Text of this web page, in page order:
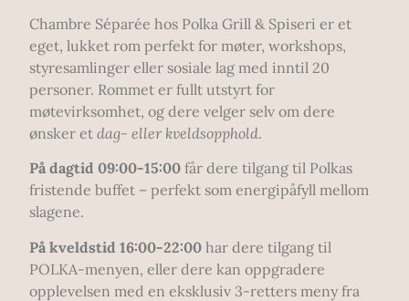
Chambre Séparée hos Polka Grill & Spiseri er et
eget, lukket rom perfekt for møter, workshops,
styresamlinger eller sosiale lag med inntil 20
personer. Rommet er fullt utstyrt for
møtevirksomhet, og dere velger selv om dere
ønsker etdag- eller kveldsopphold.
På dagtid 09:00-15:00 får dere tilgang til Polkas
fristende buffet – perfekt som energipåfyll mellom
slagene.
På kveldstid 16:00-22:00 har dere tilgang til
POLKA-menyen, eller dere kan oppgradere
opplevelsen med en eksklusiv 3-retters meny fra